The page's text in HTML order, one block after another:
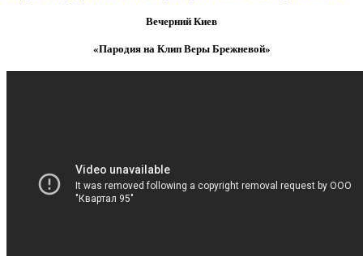
Вечерний Киев
«Пародия на Клип Веры Брежневой»